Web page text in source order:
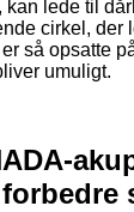
kan lede til
cirkel, der
så opsatte
umuligt.